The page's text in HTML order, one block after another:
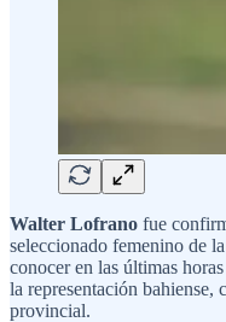
Walter Lofrano fue
seleccionado femenino de
conocer en las últimas
la representación bahiense,
provincial.